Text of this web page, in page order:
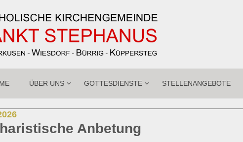
ÜBER UNS GOTTESDIENSTE STELLENANGEBOTE
:
Anbetung